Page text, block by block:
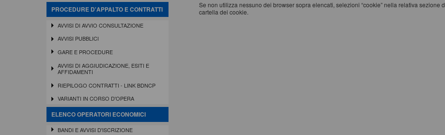
PROCEDURE D'APPALTO E CONTRATTI
AVVISI DI AVVIO CONSULTAZIONE
AVVISI PUBBLICI
GARE E PROCEDURE
AVVISI DI AGGIUDICAZIONE, ESITI E
AFFIDAMENTI
RIEPILOGO CONTRATTI - LINK BDNCP
VARIANTI IN CORSO D'OPERA
ELENCO OPERATORI ECONOMICI
BANDI E AVVISI D'ISCRIZIONE
Se non utilizza nessuno dei browser sopra elencati, selezioni “cookie” nella relativa
cartella dei cookie.